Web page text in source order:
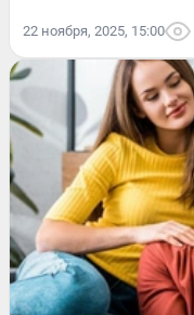
22 ноября, 2025, 15:00